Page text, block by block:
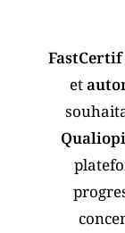
FastCertif
et
Qualiopi